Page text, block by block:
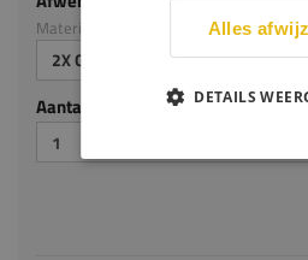
Aantal stuks
Je hebt gekozen voor
Alles
DETAILS